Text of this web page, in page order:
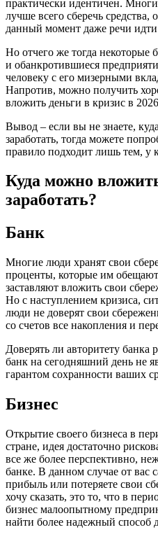
практически идентичен.
лучше всего сберечь
данный момент даже речи идти
Но отчего же тогда некоторые
и обанкротившиеся
человеку с его мизерными
Напротив, можно получить
вложить деньги в кризис в
Вывод – если вы не знаете,
заработать, тогда можете
правило подходит лишь тем, у
Куда можно
заработать?
Банк
Многие люди хранят свои
проценты, которые им
заставляют вложить свои
Но с наступлением кризиса,
люди не доверят свои
со счетов все накопления и
Доверять ли авторитету банка
банк на сегодняшний день не
гарантом сохранности ваших
Бизнес
Открытие своего бизнеса в
стране, идея достаточно
все же более перспективно,
банке. В данном случае от вас
прибыль или потеряете свои
хочу сказать, это то, что в
бизнес малоопытному
найти более надежный способ